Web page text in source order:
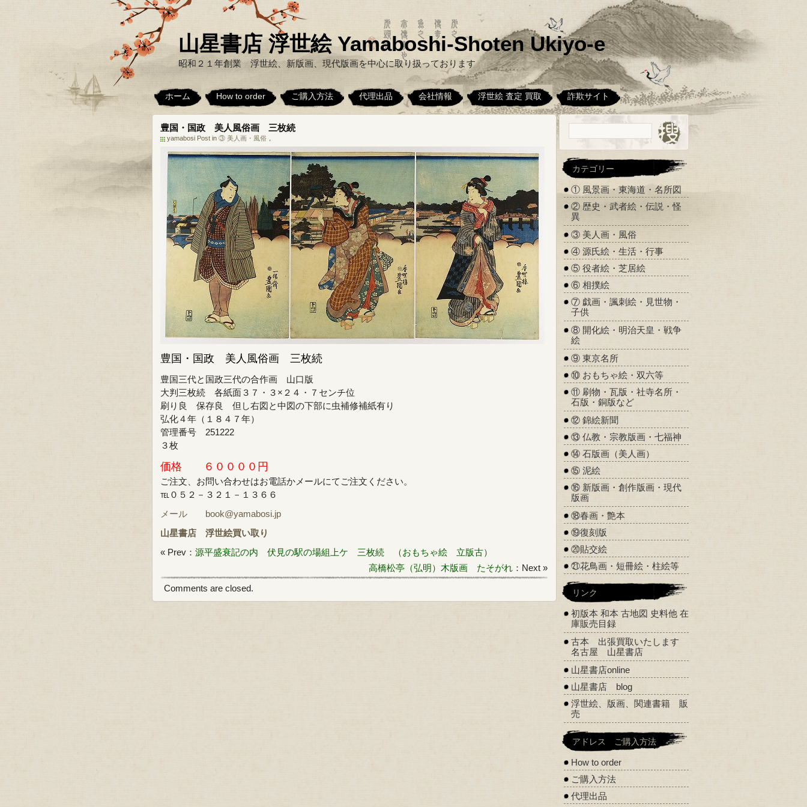
山星書店 浮世絵 Yamaboshi-Shoten Ukiyo-e
昭和２１年創業 浮世絵、新版画、現代版画を中心に取り扱っております
ホーム How to order ご購入方法 代理出品 会社情報 浮世絵 査定 買取 詐欺サイト
豊国・国政 美人風俗画 三枚続
yamabosi Post in ③ 美人画・風俗 ，
豊国・国政 美人風俗画 三枚続
豊国三代と国政三代の合作画 山口版
大判三枚続 各紙面３７・３×２４・７センチ位
刷り良 保存良 但し右図と中図の下部に虫補修補紙有り
弘化４年（１８４７年）
管理番号 251222
３枚
価格 ６００００円
ご注文、お問い合わせはお電話かメールにてご注文ください。
℡０５２－３２１－１３６６
メール book@yamabosi.jp
山星書店
浮世絵買い取り
« Prev： 源平盛衰記の内 伏見の駅の場組上ケ 三枚続 （おもちゃ絵 立版古）
高橋松亭（弘明）木版画 たそがれ ：Next »
Comments are closed.
カテゴリー
① 風景画・東海道・名所図
② 歴史・武者絵・伝説・怪
異
③ 美人画・風俗
④ 源氏絵・生活・行事
⑤ 役者絵・芝居絵
⑥ 相撲絵
⑦ 戯画・諷刺絵・見世物・
子供
⑧ 開化絵・明治天皇・戦争
絵
⑨ 東京名所
⑩ おもちゃ絵・双六等
⑪ 刷物・瓦版・社寺名所・
石版・銅版など
⑫ 錦絵新聞
⑬ 仏教・宗教版画・七福神
⑭ 石版画（美人画）
⑮ 泥絵
⑯ 新版画・創作版画・現代
版画
⑱春画・艶本
⑲復刻版
⑳貼交絵
㉑花鳥画・短冊絵・柱絵等
リンク
初版本 和本 古地図 史料他 在
庫販売目録
古本 出張買取いたします
名古屋 山星書店
山星書店online
山星書店 blog
浮世絵、版画、関連書籍 販
売
アドレス ご購入方法
How to order
ご購入方法
代理出品